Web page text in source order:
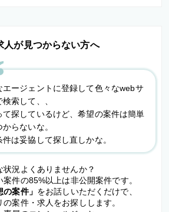
人が見つからない方へ
エージェントに登録して色々なwebサ
検索して、、
て探しているけど、希望の案件は簡単
からないな。
件は妥協して探し直しかな。
状況よくありませんか？
件の85%以上は非公開案件です。
の案件」 をお話しいただくだけで、
案件・求人をお探しします。